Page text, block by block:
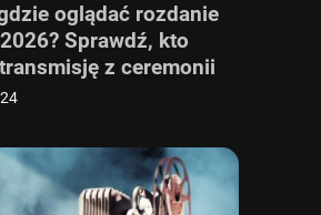
oglądać rozdanie
Sprawdź, kto
z ceremonii